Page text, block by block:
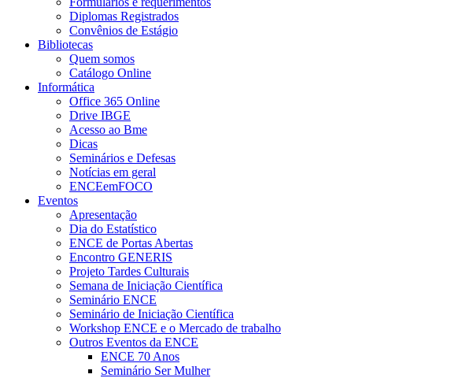
Diplomas Registrados
Convênios de Estágio
Bibliotecas
Quem somos
Catálogo Online
Informática
Office 365 Online
Drive IBGE
Acesso ao Bme
Dicas
Seminários e Defesas
Notícias em geral
ENCEemFOCO
Eventos
Apresentação
Dia do Estatístico
ENCE de Portas Abertas
Encontro GENERIS
Projeto Tardes Culturais
Semana de Iniciação Científica
Seminário ENCE
Seminário de Iniciação Científica
Workshop ENCE e o Mercado de trabalho
Outros Eventos da ENCE
ENCE 70 Anos
Seminário Ser Mulher